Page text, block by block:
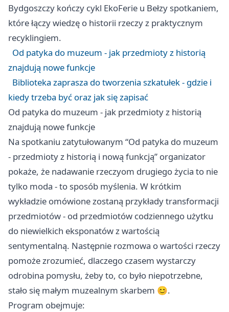
Bydgoszczy kończy cykl EkoFerie u Bełzy spotkaniem,
które łączy wiedzę o historii rzeczy z praktycznym
recyklingiem.
Od patyka do muzeum - jak przedmioty z historią
znajdują nowe funkcje
Biblioteka zaprasza do tworzenia szkatułek - gdzie i
kiedy trzeba być oraz jak się zapisać
Od patyka do muzeum - jak przedmioty z historią
znajdują nowe funkcje
Na spotkaniu zatytułowanym “Od patyka do muzeum
- przedmioty z historią i nową funkcją” organizator
pokaże, że nadawanie rzeczyom drugiego życia to nie
tylko moda - to sposób myślenia. W krótkim
wykładzie omówione zostaną przykłady transformacji
przedmiotów - od przedmiotów codziennego użytku
do niewielkich eksponatów z wartością
sentymentalną. Następnie rozmowa o wartości rzeczy
pomoże zrozumieć, dlaczego czasem wystarczy
odrobina pomysłu, żeby to, co było niepotrzebne,
stało się małym muzealnym skarbem 😊.
Program obejmuje: